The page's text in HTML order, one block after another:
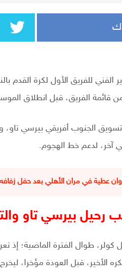
الفني للفريق الأول لكرة القدم
من قائمة الفريق، قبل انطلاق
الجنوب أفريقي بيرسي تاو،
آخر، لدعم خط الهجوم.
عطية في مران الأهلي بعد حفل زفافه بـ24
رحيل بيرسي تاو
طوال الفترة الماضية؛ إذ
قبل العودة مؤخرا، ليخرج